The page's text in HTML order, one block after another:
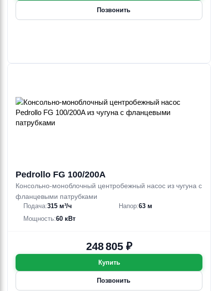
Позвонить
Pedrollo FG 100/200A
Консольно-моноблочный центробежный насос из чугуна с
фланцевыми патрубками
Подача:315 м³/ч Напор:63 м
Мощность:60 кВт
248 805 ₽
Купить
Позвонить